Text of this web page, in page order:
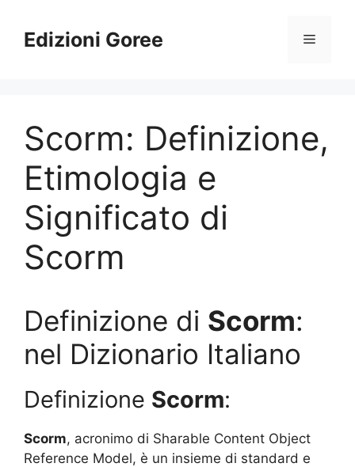
contenuto
Edizioni Goree Menu
Scorm: Definizione,
Etimologia e
Significato di
Scorm
Definizione di Scorm:
nel Dizionario Italiano
Definizione Scorm:
Scorm, acronimo di Sharable Content Object
Reference Model, è un insieme di standard e